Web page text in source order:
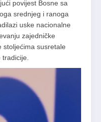
povijest Bosne sa
srednjeg i ranoga
uske nacionalne
zajedničke
stoljećima susretale
tradicije.